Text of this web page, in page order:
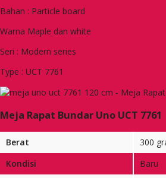
Bahan : Particle board
Warna Maple dan white
Seri : Modern series
Type : UCT 7761
Meja Rapat Bundar Uno UCT 7761
Berat
300
Kondisi
Baru